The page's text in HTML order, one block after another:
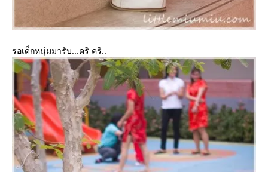
รอเด็กหนุ่มมารับ...คริ คริ..